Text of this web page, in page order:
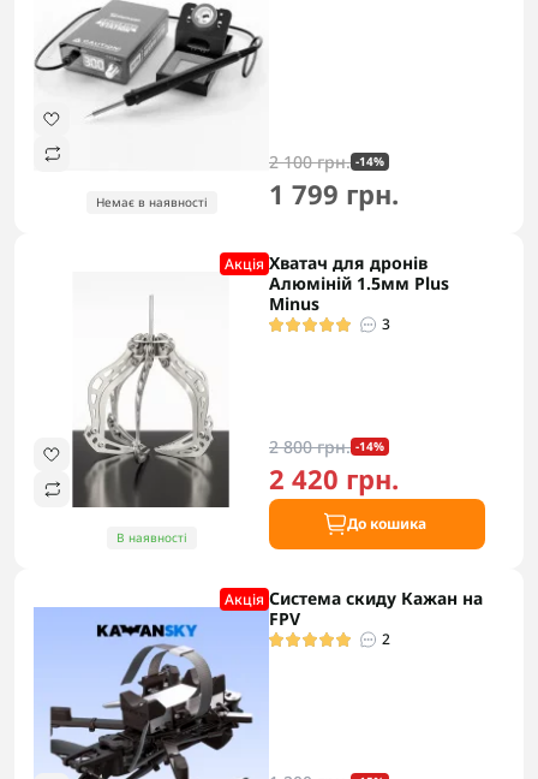
Немає в наявності
2 100 грн. -14%
1 799 грн.
Акцiя
В наявності
Хватач для дронів
Алюміній 1.5мм Plus
Minus
3
2 800 грн. -14%
2 420 грн.
До кошика
Акцiя Система скиду Кажан на
FPV
2